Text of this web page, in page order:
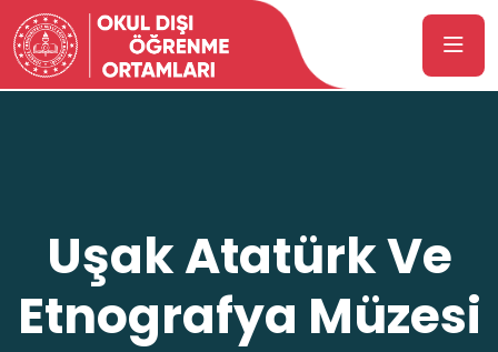
Uşak Atatürk Ve
Etnografya Müzesi